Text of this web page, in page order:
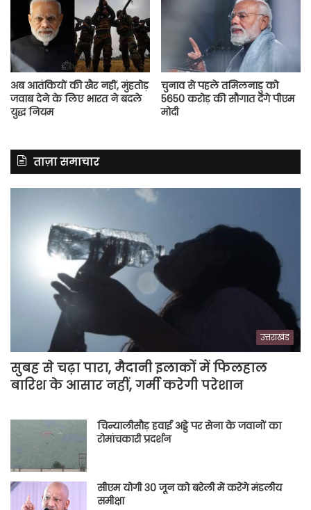
अब आतंकियों की खैर नहीं, मुंहतोड़
जवाब देने के लिए भारत ने बदले
युद्ध नियम
चुनाव से पहले तमिलनाडु को
5650 करोड़ की सौगात देंगे पीएम
मोदी
ताज़ा समाचार
उत्तराखंड
सुबह से चढ़ा पारा, मैदानी इलाकों में फिलहाल
बारिश के आसार नहीं, गर्मी करेगी परेशान
चिन्यालीसौड़ हवाई अड्डे पर सेना के जवानों का
रोमांचकारी प्रदर्शन
सीएम योगी 30 जून को बरेली में करेंगे मंडलीय
समीक्षा